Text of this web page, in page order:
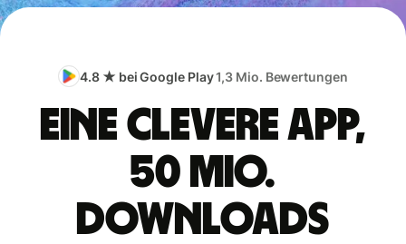
4.8 ★ bei Google Play1,3 Mio. Bewertungen
Eine clevere App,
50 Mio.
Downloads